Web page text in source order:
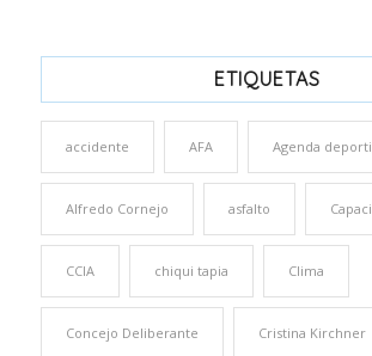
ETIQUETAS
accidente AFA Agenda
Alfredo Cornejo asfalto
CCIA chiqui tapia Clima
Concejo Deliberante Cristina Kirchner